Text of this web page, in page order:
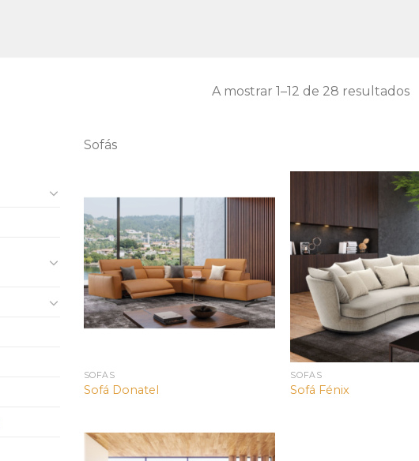
A mostrar 1–12 de 28 resultados
Sofás
SOFÁS
Sofá Donatel
SOFÁS
Sofá Fénix